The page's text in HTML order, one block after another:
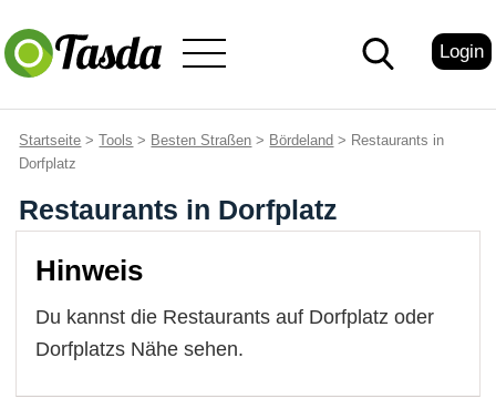
Login
Startseite >Tools > Besten Straßen > Bördeland > Restaurants in
Dorfplatz
Restaurants in Dorfplatz
Hinweis
Du kannst die Restaurants auf Dorfplatz oder
Dorfplatzs Nähe sehen.